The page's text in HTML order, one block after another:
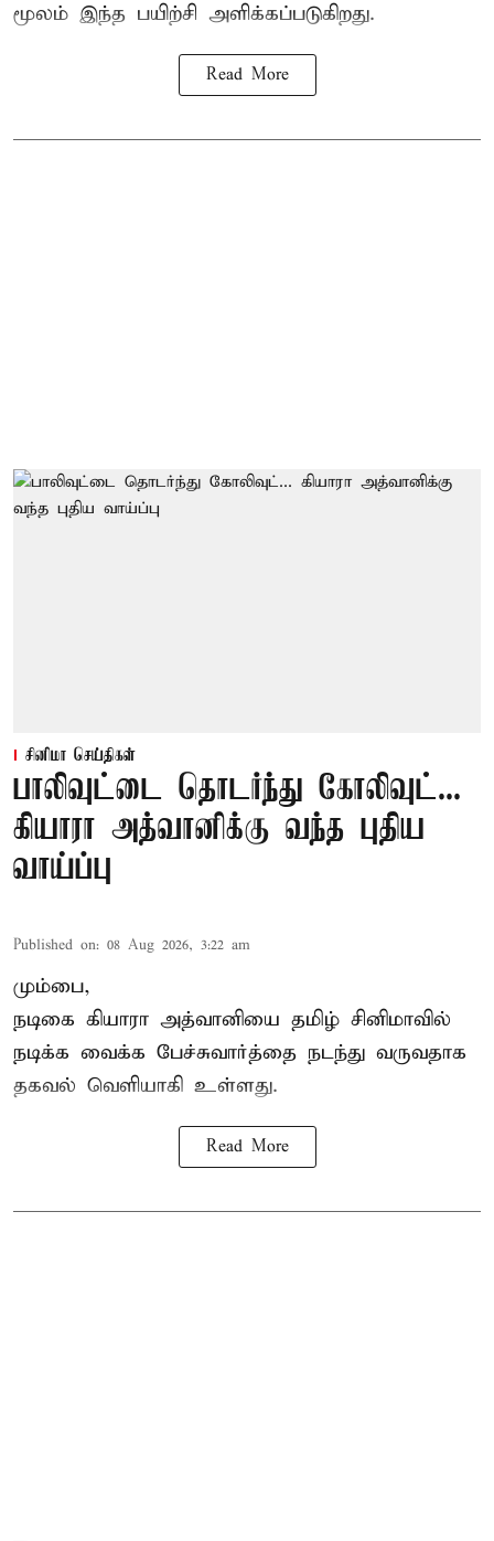
மூலம் இந்த பயிற்சி அளிக்கப்படுகிறது.
Read More
சினிமா செய்திகள்
பாலிவுட்டை தொடர்ந்து கோலிவுட்...
கியாரா அத்வானிக்கு வந்த புதிய
வாய்ப்பு
Published on: 08 Aug 2026, 3:22 am
மும்பை,
நடிகை கியாரா அத்வானியை தமிழ் சினிமாவில்
நடிக்க வைக்க பேச்சுவார்த்தை நடந்து வருவதாக
தகவல் வெளியாகி உள்ளது.
Read More